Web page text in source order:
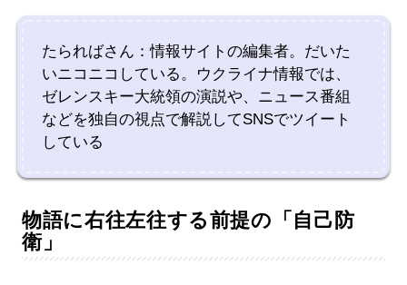
たらればさん：情報サイトの編集者。だいた
いニコニコしている。ウクライナ情報では、
ゼレンスキー大統領の演説や、ニュース番組
などを独自の視点で解説してSNSでツイート
している
物語に右往左往する前提の「自己防
衛」